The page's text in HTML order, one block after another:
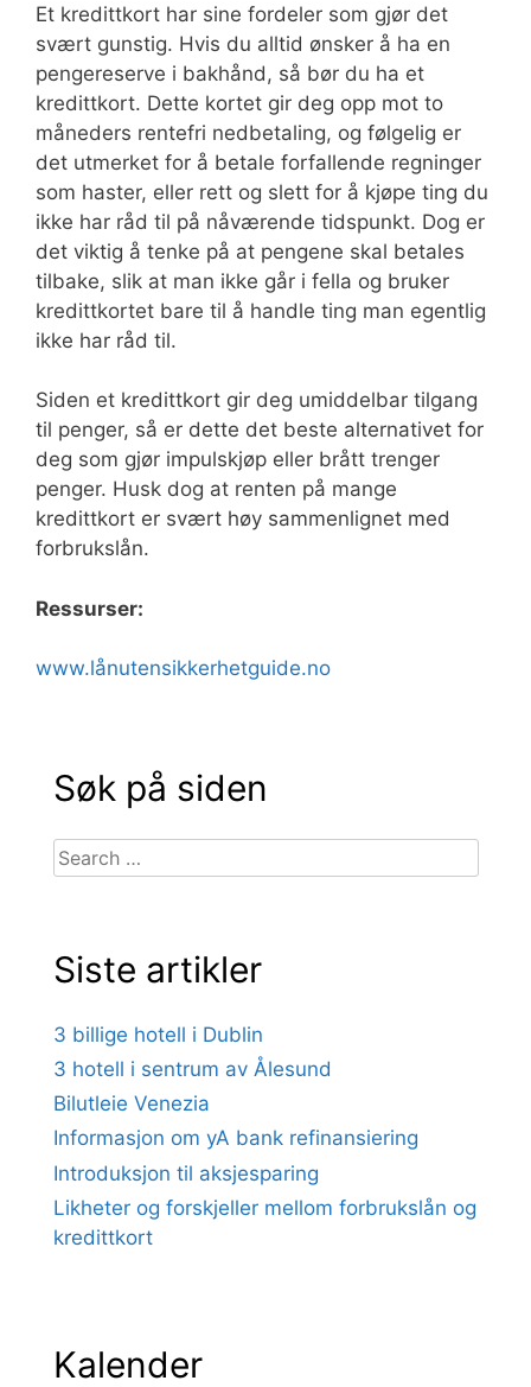
Et kredittkort har sine fordeler som gjør det
svært gunstig. Hvis du alltid ønsker å ha en
pengereserve i bakhånd, så bør du ha et
kredittkort. Dette kortet gir deg opp mot to
måneders rentefri nedbetaling, og følgelig er
det utmerket for å betale forfallende regninger
som haster, eller rett og slett for å kjøpe ting du
ikke har råd til på nåværende tidspunkt. Dog er
det viktig å tenke på at pengene skal betales
tilbake, slik at man ikke går i fella og bruker
kredittkortet bare til å handle ting man egentlig
ikke har råd til.
Siden et kredittkort gir deg umiddelbar tilgang
til penger, så er dette det beste alternativet for
deg som gjør impulskjøp eller brått trenger
penger. Husk dog at renten på mange
kredittkort er svært høy sammenlignet med
forbrukslån.
Ressurser:
www.lånutensikkerhetguide.no
Søk på siden
Search
for:
Siste artikler
3 billige hotell i Dublin
3 hotell i sentrum av Ålesund
Bilutleie Venezia
Informasjon om yA bank refinansiering
Introduksjon til aksjesparing
Likheter og forskjeller mellom forbrukslån og
kredittkort
Kalender